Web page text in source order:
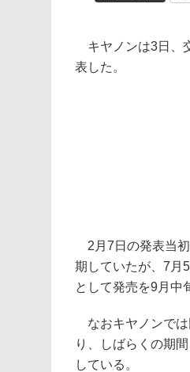
キヤノンは3日、
表した。
2月7日の発表当初
期していたが、7月
として発売を9月中
なおキヤノンでは
り、しばらくの期
している。